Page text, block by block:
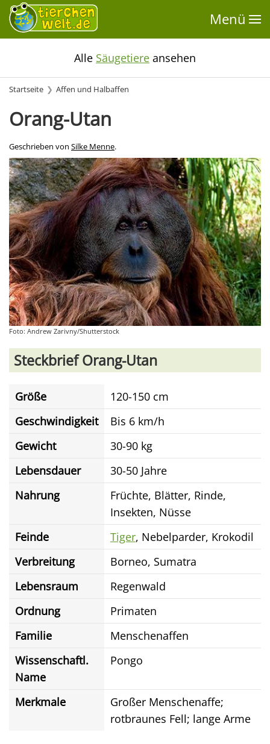
Menü
Alle Säugetiere ansehen
Startseite Affen und Halbaffen
Orang-Utan
Geschrieben von Silke Menne.
Foto: Andrew Zarivny/Shutterstock
Steckbrief Orang-Utan
Größe
120-150 cm
Geschwindigkeit
Bis 6 km/h
Gewicht
30-90 kg
Lebensdauer
30-50 Jahre
Nahrung
Früchte, Blätter, Rinde,
Insekten, Nüsse
Feinde
Tiger, Nebelparder, Krokodil
Verbreitung
Borneo, Sumatra
Lebensraum
Regenwald
Ordnung
Primaten
Familie
Menschenaffen
Wissenschaftl.
Name
Pongo
Merkmale
Großer Menschenaffe;
rotbraunes Fell; lange Arme